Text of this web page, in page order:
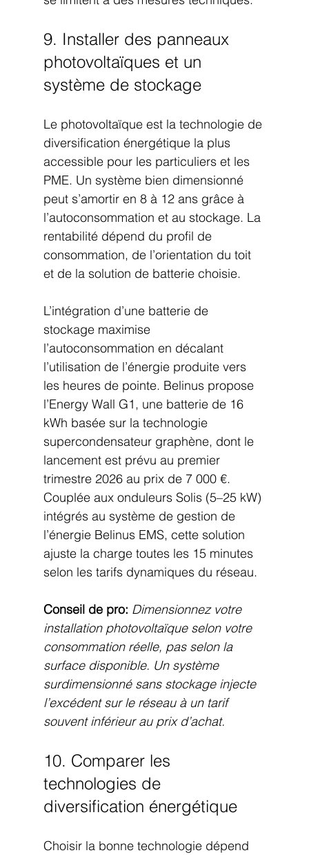
9. Installer des panneaux
photovoltaïques et un
système de stockage
Le photovoltaïque est la technologie de
diversification énergétique la plus
accessible pour les particuliers et les
PME. Un système bien dimensionné
peut s’amortir en 8 à 12 ans grâce à
l’autoconsommation et au stockage. La
rentabilité dépend du profil de
consommation, de l’orientation du toit
et de la solution de batterie choisie.
L’intégration d’une batterie de
stockage maximise
l’autoconsommation en décalant
l’utilisation de l’énergie produite vers
les heures de pointe. Belinus propose
l’Energy Wall G1, une batterie de 16
kWh basée sur la technologie
supercondensateur graphène, dont le
lancement est prévu au premier
trimestre 2026 au prix de 7 000 €.
Couplée aux onduleurs Solis (5–25 kW)
intégrés au système de gestion de
l’énergie Belinus EMS, cette solution
ajuste la charge toutes les 15 minutes
selon les tarifs dynamiques du réseau.
Conseil de pro: Dimensionnez votre
installation photovoltaïque selon votre
consommation réelle, pas selon la
surface disponible. Un système
surdimensionné sans stockage injecte
l’excédent sur le réseau à un tarif
souvent inférieur au prix d’achat.
10. Comparer les
technologies de
diversification énergétique
Choisir la bonne technologie dépend